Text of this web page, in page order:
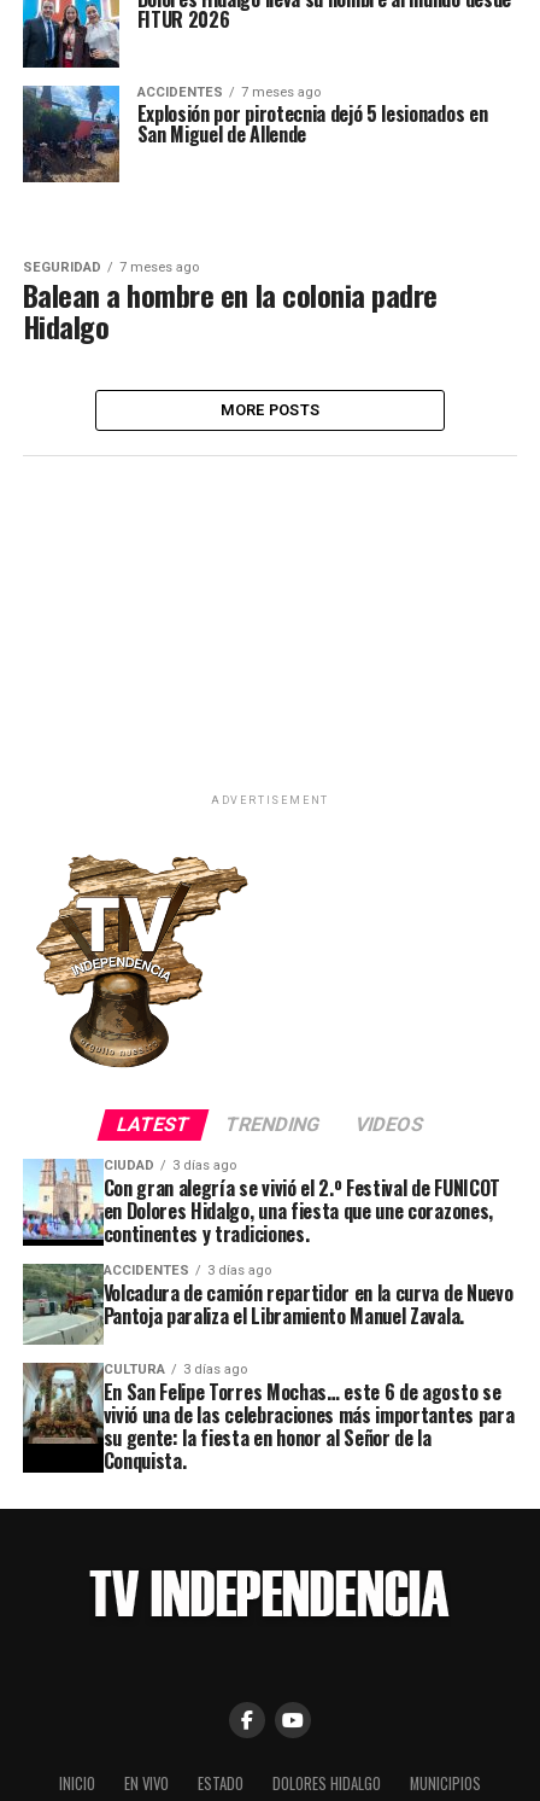
FITUR 2026
ACCIDENTES 7 meses ago
Explosión por pirotecnia dejó 5 lesionados en
San Miguel de Allende
SEGURIDAD 7 meses ago
Balean a hombre en la colonia padre
Hidalgo
MORE POSTS
ADVERTISEMENT
LATEST TRENDING VIDEOS
CIUDAD 3 días ago
Con gran alegría se vivió el 2.º Festival de FUNICOT
en Dolores Hidalgo, una fiesta que une corazones,
continentes y tradiciones.
ACCIDENTES 3 días ago
Volcadura de camión repartidor en la curva de Nuevo
Pantoja paraliza el Libramiento Manuel Zavala.
CULTURA 3 días ago
En San Felipe Torres Mochas… este 6 de agosto se
vivió una de las celebraciones más importantes para
su gente: la fiesta en honor al Señor de la
Conquista.
INICIO EN VIVO ESTADO DOLORES HIDALGO MUNICIPIOS